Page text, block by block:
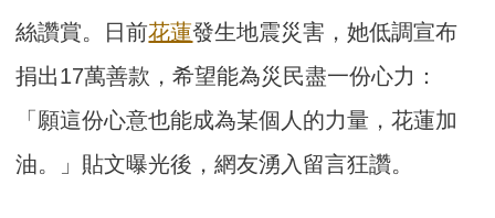
絲讚賞。日前花蓮發生地震災害，她低調宣布
捐出17萬善款，希望能為災民盡一份心力：
「願這份心意也能成為某個人的力量，花蓮加
油。」貼文曝光後，網友湧入留言狂讚。